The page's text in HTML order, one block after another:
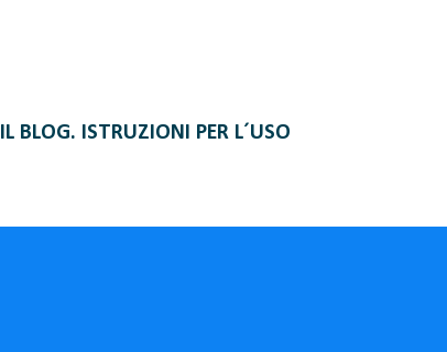
IL BLOG. ISTRUZIONI PER L´USO